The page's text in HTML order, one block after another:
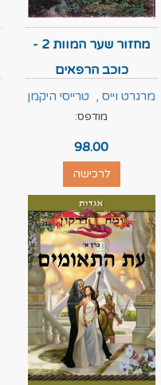
מחזור שער המוות 2 -
כוכב הרפאים
מרגרט וייס , טרייסי היקמן
מודפס:
98.00
לרכישה